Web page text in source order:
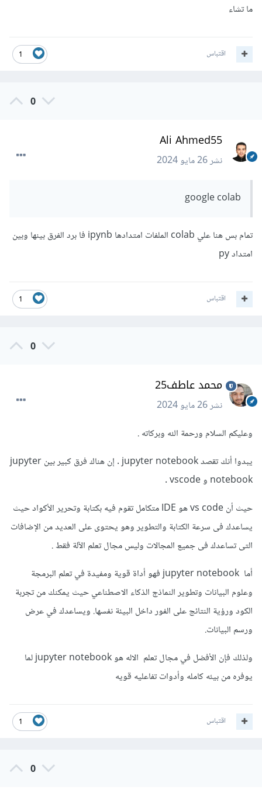
ما تشاء
1 اقتباس
0
Ali Ahmed55
نشر26 مايو 2024
google colab
تمام بس هنا علي colab الملفات امتدادها ipynb فا برد الفرق بينها وبين
امتداد py
1 اقتباس
0
محمد عاطف25
نشر26 مايو 2024
وعليكم السلام ورحمة الله وبركاته .
يبدوا أنك تقصد jupyter notebook . إن هناك فرق كبير بين jupyter
notebook و vscode .
حيث أن vs code هو IDE متكامل تقوم فيه بكتابة وتحرير الأكواد حيث
يساعدك فى سرعة الكتابة والتطوير وهو يحتوى على العديد من الإضافات
التى تساعدك فى جميع المجالات وليس مجال تعلم الآلة فقط .
أما jupyter notebook فهو أداة قوية ومفيدة في تعلم البرمجة
وعلوم البيانات وتطوير النماذج الذكاء الاصطناعي حيث يمكنك من تجربة
الكود ورؤية النتائج على الفور داخل البيئة نفسها. ويساعدك في عرض
ورسم البيانات.
ولذلك فإن الأفضل في مجال تعلم الاله هو jupyter notebook لما
يوفره من بيئه كامله وأدوات تفاعليه قويه
1 اقتباس
0